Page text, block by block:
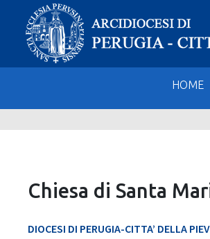
content
HOME
Chiesa di Santa
DIOCESI DI PERUGIA-CITTA’ DELLA